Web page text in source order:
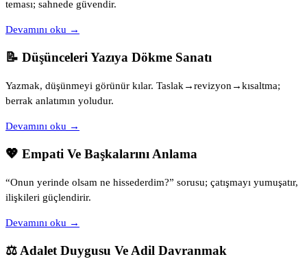
teması; sahnede güvendir.
Devamını oku →
📝 Düşünceleri Yazıya Dökme Sanatı
Yazmak, düşünmeyi görünür kılar. Taslak→revizyon→kısaltma;
berrak anlatımın yoludur.
Devamını oku →
💖 Empati Ve Başkalarını Anlama
“Onun yerinde olsam ne hissederdim?” sorusu; çatışmayı yumuşatır,
ilişkileri güçlendirir.
Devamını oku →
⚖️ Adalet Duygusu Ve Adil Davranmak